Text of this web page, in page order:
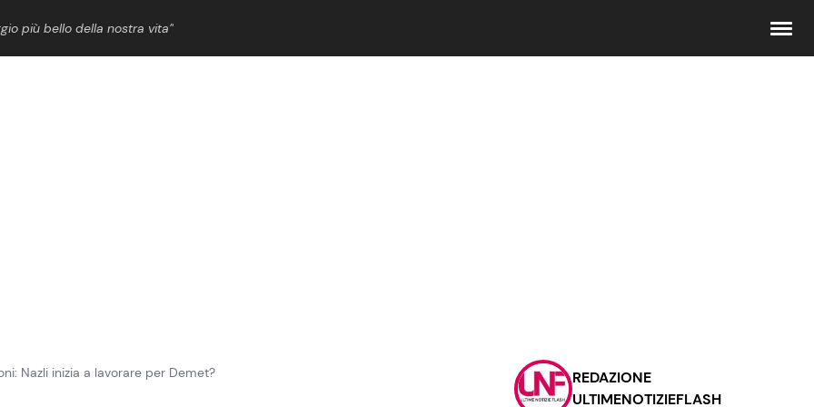
più bello della nostra vita”
Contattaci
Pubblicità
Nazli inizia a lavorare per Demet?
REDAZIONE
ULTIMENOTIZIEFLASH